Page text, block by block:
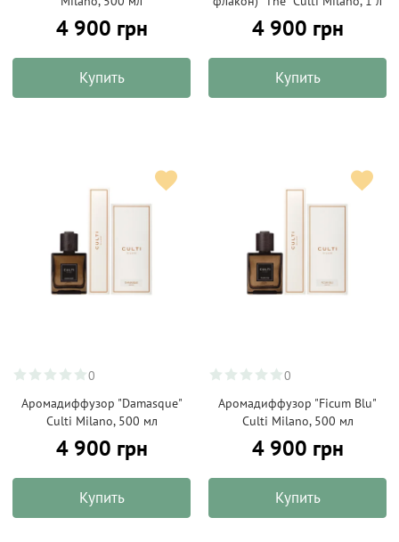
4 900 грн
Купить
4 900 грн
Купить
0
Аромадиффузор "Damasque"
Culti Milano, 500 мл
4 900 грн
Купить
0
Аромадиффузор "Ficum Blu"
Culti Milano, 500 мл
4 900 грн
Купить